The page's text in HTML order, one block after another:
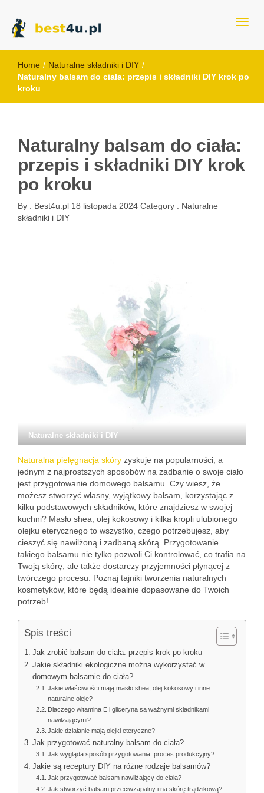
best4u.pl
Home / Naturalne składniki i DIY /
Naturalny balsam do ciała: przepis i składniki DIY krok po
kroku
Naturalny balsam do ciała:
przepis i składniki DIY krok
po kroku
By : Best4u.pl 18 listopada 2024 Category : Naturalne
składniki i DIY
Naturalne składniki i DIY
Naturalna pielęgnacja skóry zyskuje na popularności, a
jednym z najprostszych sposobów na zadbanie o swoje ciało
jest przygotowanie domowego balsamu. Czy wiesz, że
możesz stworzyć własny, wyjątkowy balsam, korzystając z
kilku podstawowych składników, które znajdziesz w swojej
kuchni? Masło shea, olej kokosowy i kilka kropli ulubionego
olejku eterycznego to wszystko, czego potrzebujesz, aby
cieszyć się nawilżoną i zadbaną skórą. Przygotowanie
takiego balsamu nie tylko pozwoli Ci kontrolować, co trafia na
Twoją skórę, ale także dostarczy przyjemności płynącej z
twórczego procesu. Poznaj tajniki tworzenia naturalnych
kosmetyków, które będą idealnie dopasowane do Twoich
potrzeb!
Spis treści
Jak zrobić balsam do ciała: przepis krok po kroku
Jakie składniki ekologiczne można wykorzystać w
domowym balsamie do ciała?
Jakie właściwości mają masło shea, olej kokosowy i inne
naturalne oleje?
Dlaczego witamina E i gliceryna są ważnymi składnikami
nawilżającymi?
Jakie działanie mają olejki eteryczne?
Jak przygotować naturalny balsam do ciała?
Jak wygląda sposób przygotowania: proces produkcyjny?
Jakie są receptury DIY na różne rodzaje balsamów?
Jak przygotować balsam nawilżający do ciała?
Jak stworzyć balsam przeciwzapalny i na skórę trądzikową?